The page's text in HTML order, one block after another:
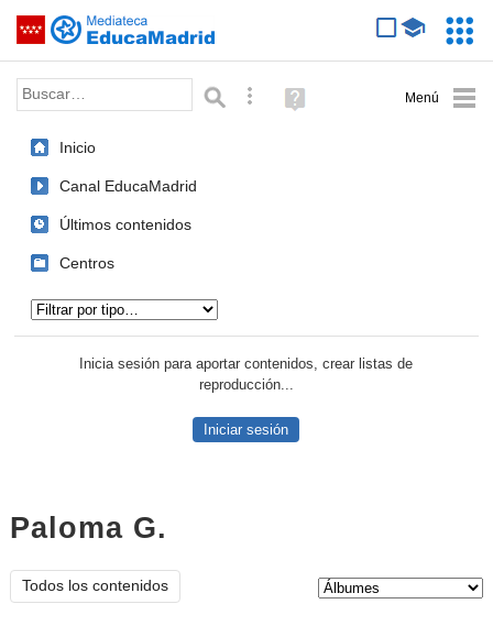
Saltar navegación
Palabra o frase: Búsqueda avanzada
Ayuda
(en
Inicio
Canal EducaMadrid
Últimos contenidos
Centros
Inicia sesión para aportar contenidos, crear listas de
reproducción...
Iniciar sesión
Paloma G.
Todos los contenidos